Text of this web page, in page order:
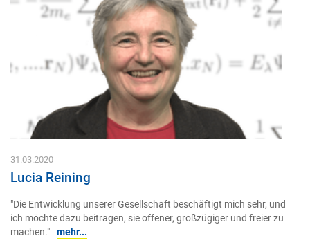
31.03.2020
Lucia Reining
"Die Entwicklung unserer Gesellschaft beschäftigt mich sehr, und
ich möchte dazu beitragen, sie offener, großzügiger und freier zu
machen." mehr...